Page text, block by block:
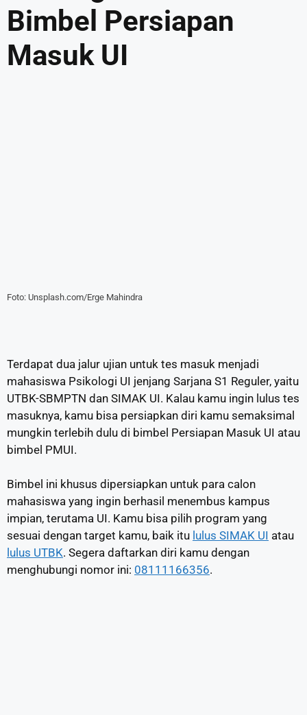
Bimbel Persiapan
Masuk UI
Foto: Unsplash.com/Erge Mahindra
Terdapat dua jalur ujian untuk tes masuk menjadi
mahasiswa Psikologi UI jenjang Sarjana S1 Reguler, yaitu
UTBK-SBMPTN dan SIMAK UI. Kalau kamu ingin lulus tes
masuknya, kamu bisa persiapkan diri kamu semaksimal
mungkin terlebih dulu di bimbel Persiapan Masuk UI atau
bimbel PMUI.
Bimbel ini khusus dipersiapkan untuk para calon
mahasiswa yang ingin berhasil menembus kampus
impian, terutama UI. Kamu bisa pilih program yang
sesuai dengan target kamu, baik itu lulus SIMAK UI atau
lulus UTBK. Segera daftarkan diri kamu dengan
menghubungi nomor ini: 08111166356.